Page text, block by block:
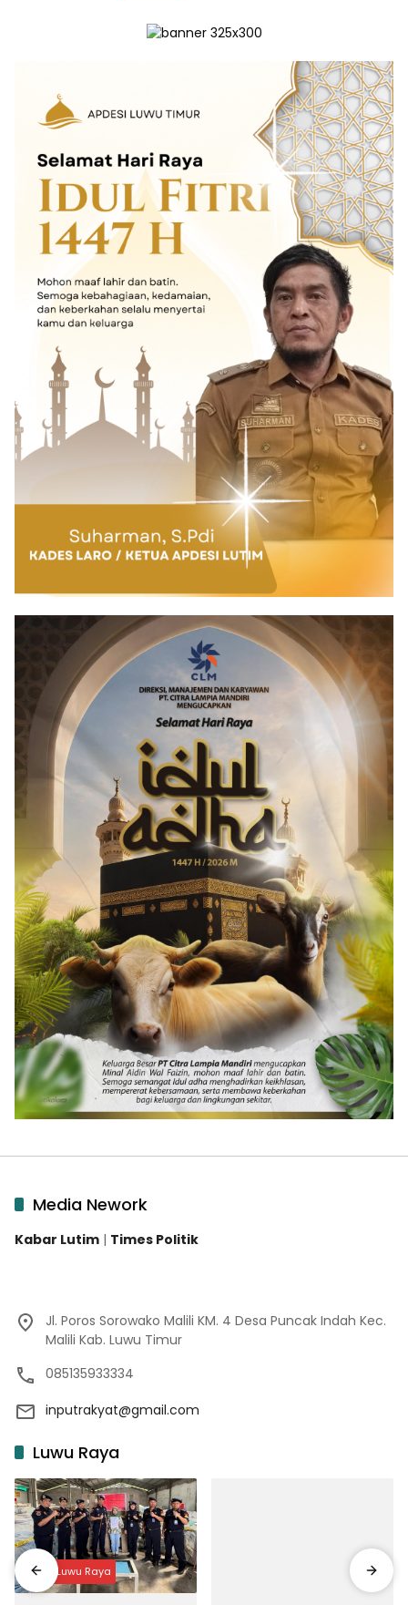
Media Nework
Kabar Lutim | Times Politik
Jl. Poros Sorowako Malili KM. 4 Desa Puncak Indah Kec.
Malili Kab. Luwu Timur
085135933334
inputrakyat@gmail.com
Luwu Raya
Input Luwu Raya